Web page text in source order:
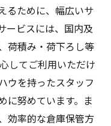
るために、幅広いサ
ービスには、国内及
荷積み・荷下ろし等
してご利用いただけ
ウを持ったスタッフ
に努めています。ま
効率的な倉庫保管方